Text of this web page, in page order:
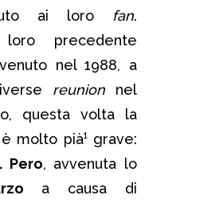
ai loro fan.
precedente
nel 1988, a
reunion nel
questa volta la
molto pià¹ grave:
Pero, avvenuta lo
a causa di